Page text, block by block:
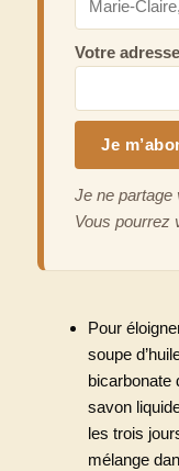
Votre
Je ne partage
Vous pourrez
Pour
soupe
bicarbonate
savon
les trois
mélange